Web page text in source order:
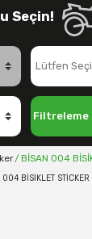
Seçin!
Filtreleme
BİSAN 004